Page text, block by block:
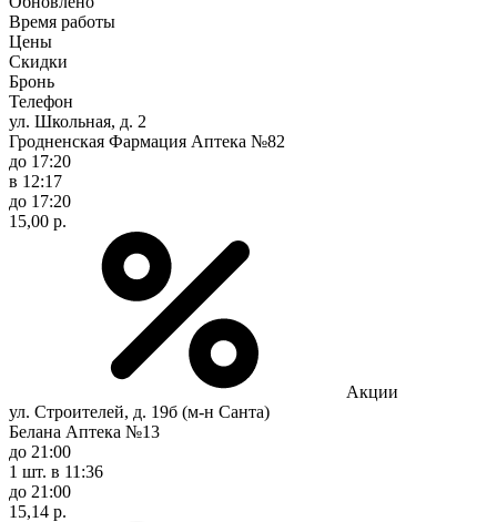
Время работы
Цены
Скидки
Бронь
Телефон
ул. Школьная, д. 2
Гродненская Фармация Аптека №82
до 17:20
в 12:17
до 17:20
15,00 р.
Акции
ул. Строителей, д. 19б (м-н Санта)
Белана Аптека №13
до 21:00
1 шт. в 11:36
до 21:00
15,14 р.